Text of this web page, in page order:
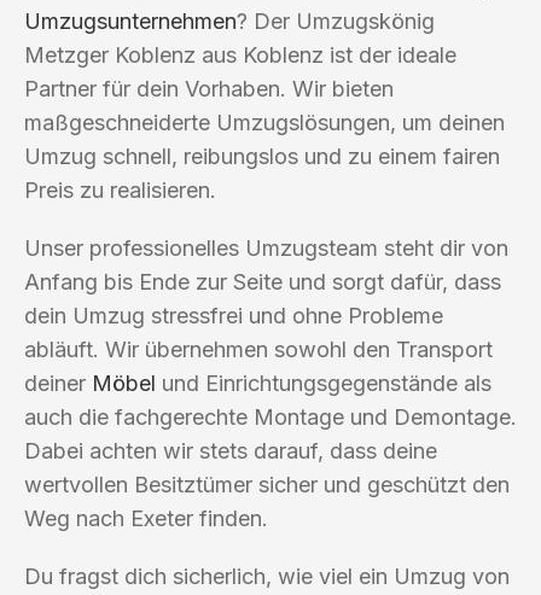
Umzugsunternehmen? Der Umzugskönig
Metzger Koblenz aus Koblenz ist der ideale
Partner für dein Vorhaben. Wir bieten
maßgeschneiderte Umzugslösungen, um deinen
Umzug schnell, reibungslos und zu einem fairen
Preis zu realisieren.
Unser professionelles Umzugsteam steht dir von
Anfang bis Ende zur Seite und sorgt dafür, dass
dein Umzug stressfrei und ohne Probleme
abläuft. Wir übernehmen sowohl den Transport
deiner Möbel und Einrichtungsgegenstände als
auch die fachgerechte Montage und Demontage.
Dabei achten wir stets darauf, dass deine
wertvollen Besitztümer sicher und geschützt den
Weg nach Exeter finden.
Du fragst dich sicherlich, wie viel ein Umzug von